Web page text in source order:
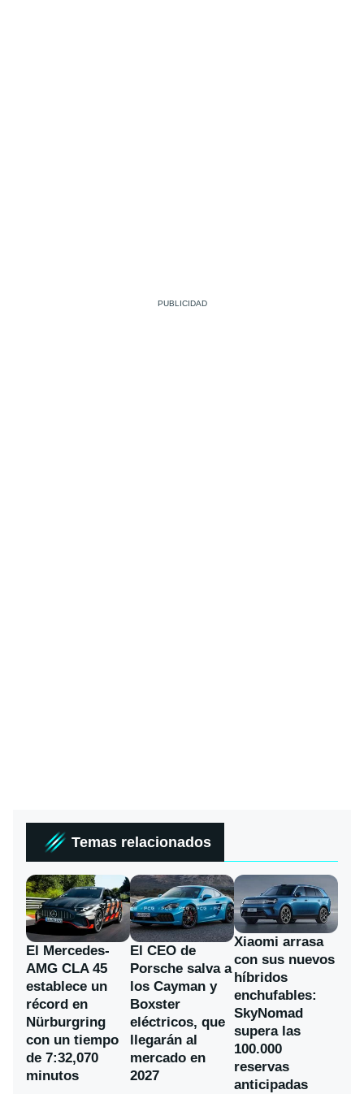
Temas relacionados
El Mercedes-
AMG CLA 45
establece un
récord en
Nürburgring
con un tiempo
de 7:32,070
minutos
El CEO de
Porsche salva a
los Cayman y
Boxster
eléctricos, que
llegarán al
mercado en
2027
Xiaomi arrasa
con sus nuevos
híbridos
enchufables:
SkyNomad
supera las
100.000
reservas
anticipadas